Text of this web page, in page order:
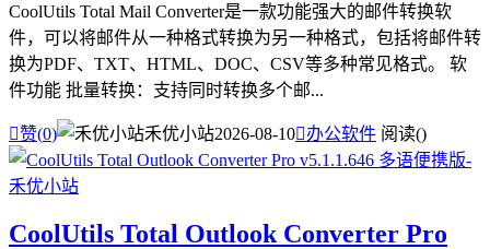
CoolUtils Total Mail Converter是一款功能强大的邮件转换软
件，可以将邮件从一种格式转换为另一种格式，包括将邮件转
换为PDF、TXT、HTML、DOC、CSV等多种常见格式。 软
件功能 批量转换：支持同时转换多个邮...
赞(0) 禾优小站2026-08-10办公软件 阅读()
CoolUtils Total Outlook Converter Pro